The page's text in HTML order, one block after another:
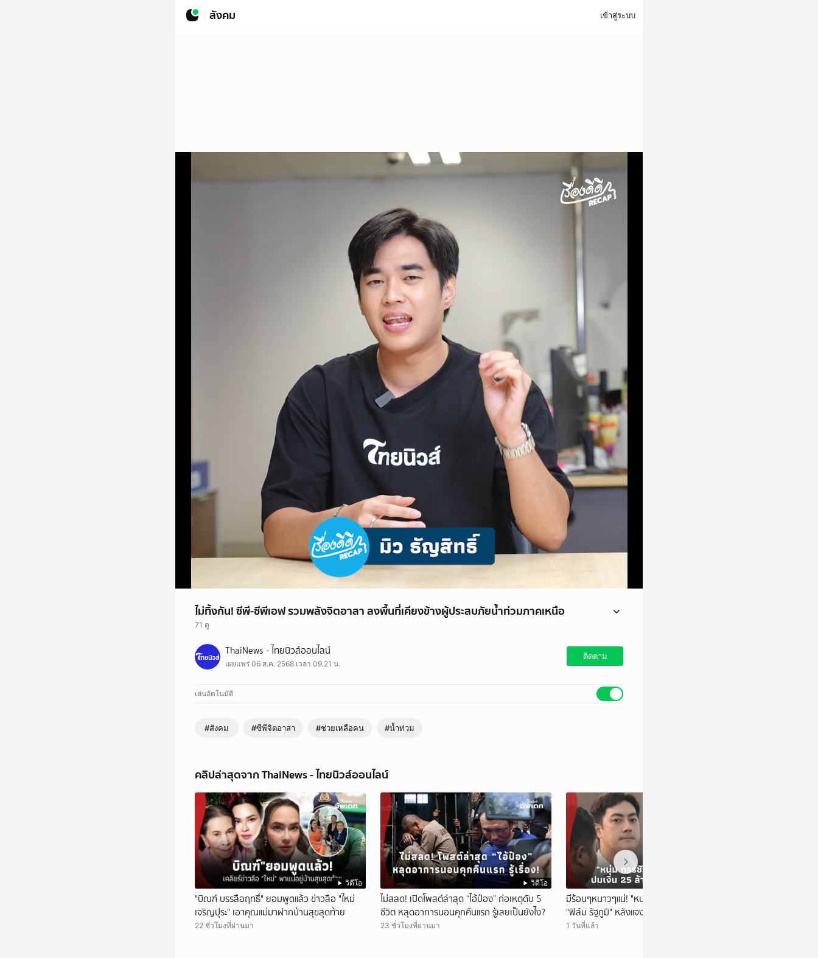
สังคม เข้าสู่ระบบ
ไม่ทิ้งกัน! ซีพี-ซีพีเอฟ รวมพลังจิตอาสา ลงพื้นที่เคียงข้างผู้ประสบภัยนํ้าท่วมภาคเหนือ
71 ดู
ไม่ทิ้งกัน! ซีพี-ซีพีเอฟ รวมพลังจิตอาสา ลงพื้นที่เคียงข้างผู้ประสบภัยนํ้าท่วมภาคเหนือ
ThaiNews - ไทยนิวส์ออนไลน์
เผยแพร่ 06 ส.ค. 2568 เวลา 09.21 น.
ติดตาม
เล่นอัตโนมัติ
#สังคม #ซีพีจิตอาสา #ช่วยเหลือคน #นํ้าท่วม
คลิปล่าสุดจาก ThaiNews - ไทยนิวส์ออนไลน์
วิดีโอ
"บิณฑ์ บรรลือฤทธิ์" ยอมพูดแล้ว ข่าวลือ "ใหม่
เจริญปุระ" เอาคุณแม่มาฝากบ้านสุขสุดท้าย
22 ชั่วโมงที่ผ่านมา
วิดีโอ
ไม่สลด! เปิดโพสต์ล่าสุด “ไอ้ป๋อง” ก่อเหตุดับ 5
ชีวิต หลุดอาการนอนคุกคืนแรก รู้เลยเป็นยังไง?
23 ชั่วโมงที่ผ่านมา
มีร้อนๆหนาวๆแน่! "หนุ่ม กรรชัย" โพสต์ตรงๆถึง
"ฟิล์ม รัฐภูมิ" หลังแจงเส้นทางเงิน 25 ล้าน!
1 วันที่แล้ว